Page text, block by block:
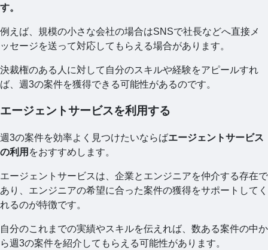
す。
例えば、規模の小さな会社の場合はSNSで社長などへ直接メ
ッセージを送って対応してもらえる場合があります。
決裁権のある人に対して自分のスキルや経験をアピールすれ
ば、週3の案件を獲得できる可能性があるのです。
エージェントサービスを利用する
週3の案件を効率よく見つけたいならばエージェントサービス
の利用 をおすすめします。
エージェントサービスは、企業とエンジニアを仲介する存在で
あり、エンジニアの希望に合った案件の獲得をサポートしてく
れるのが特徴です。
自分のこれまでの実績やスキルを伝えれば、数ある案件の中か
ら週3の案件を紹介してもらえる可能性があります。